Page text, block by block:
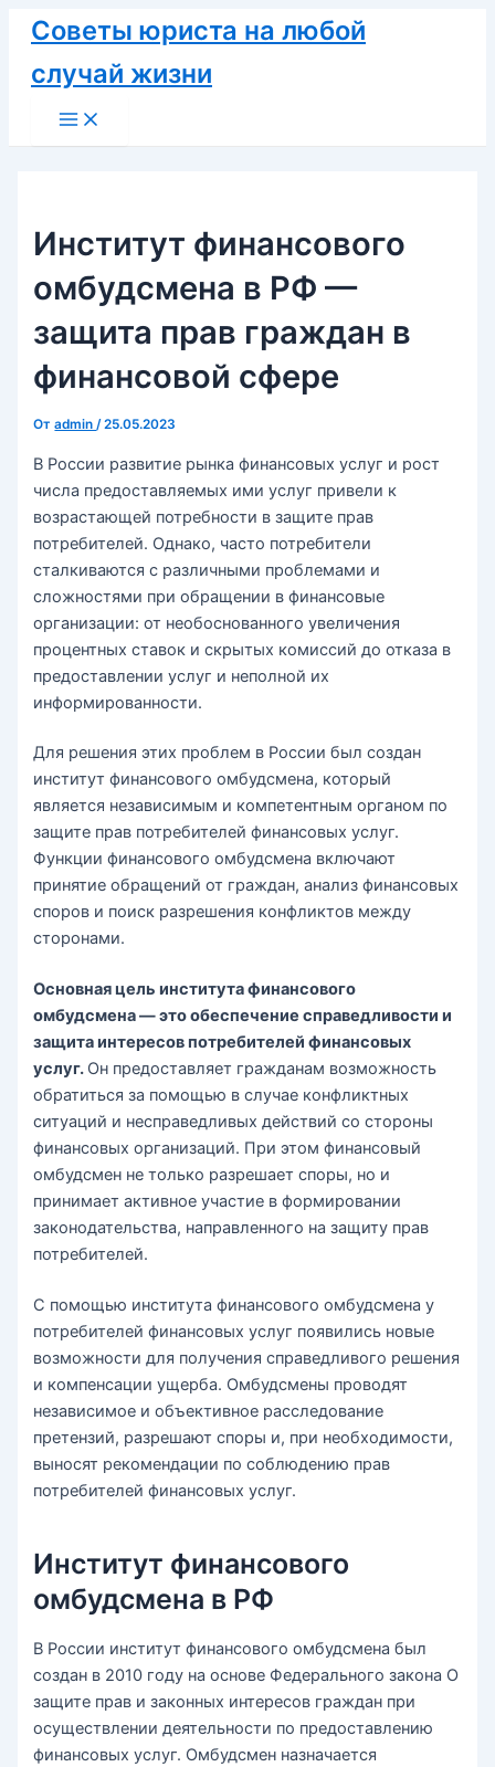
Перейти
содержимому
Советы юриста на любой
случай жизни
Main
Menu
Институт финансового
омбудсмена в РФ —
защита прав граждан в
финансовой сфере
Отadmin/25.05.2023
В России развитие рынка финансовых услуг и рост
числа предоставляемых ими услуг привели к
возрастающей потребности в защите прав
потребителей. Однако, часто потребители
сталкиваются с различными проблемами и
сложностями при обращении в финансовые
организации: от необоснованного увеличения
процентных ставок и скрытых комиссий до отказа в
предоставлении услуг и неполной их
информированности.
Для решения этих проблем в России был создан
институт финансового омбудсмена, который
является независимым и компетентным органом по
защите прав потребителей финансовых услуг.
Функции финансового омбудсмена включают
принятие обращений от граждан, анализ финансовых
споров и поиск разрешения конфликтов между
сторонами.
Основная цель института финансового
омбудсмена — это обеспечение справедливости и
защита интересов потребителей финансовых
услуг. Он предоставляет гражданам возможность
обратиться за помощью в случае конфликтных
ситуаций и несправедливых действий со стороны
финансовых организаций. При этом финансовый
омбудсмен не только разрешает споры, но и
принимает активное участие в формировании
законодательства, направленного на защиту прав
потребителей.
С помощью института финансового омбудсмена у
потребителей финансовых услуг появились новые
возможности для получения справедливого решения
и компенсации ущерба. Омбудсмены проводят
независимое и объективное расследование
претензий, разрешают споры и, при необходимости,
выносят рекомендации по соблюдению прав
потребителей финансовых услуг.
Институт финансового
омбудсмена в РФ
В России институт финансового омбудсмена был
создан в 2010 году на основе Федерального закона О
защите прав и законных интересов граждан при
осуществлении деятельности по предоставлению
финансовых услуг. Омбудсмен назначается